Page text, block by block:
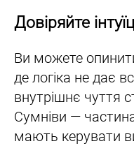
Довіряйте
Ви можете
де логіка не дає
внутрішнє чуття
Сумніви —
мають керувати